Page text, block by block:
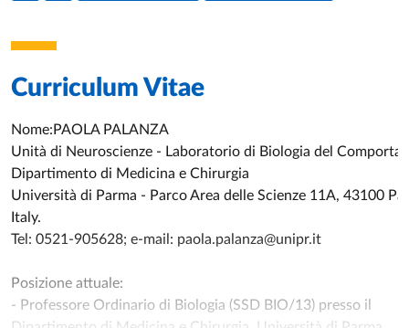
Curriculum Vitae
Nome:PAOLA PALANZA
Unità di Neuroscienze - Laboratorio di Biologia del
Dipartimento di Medicina e Chirurgia
Università di Parma - Parco Area delle Scienze 11A, 43100
Italy.
Tel: 0521-905628; e-mail: paola.palanza@unipr.it
Posizione attuale:
- Professore Ordinario di Biologia (SSD BIO/13) presso il